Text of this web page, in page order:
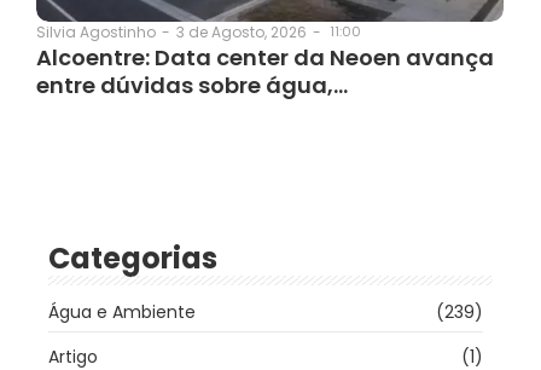
Silvia Agostinho - 3 de Agosto, 2026 - 11:00
Alcoentre: Data center da Neoen avança
entre dúvidas sobre água,…
Categorias
Água e Ambiente
(239)
Artigo
(1)